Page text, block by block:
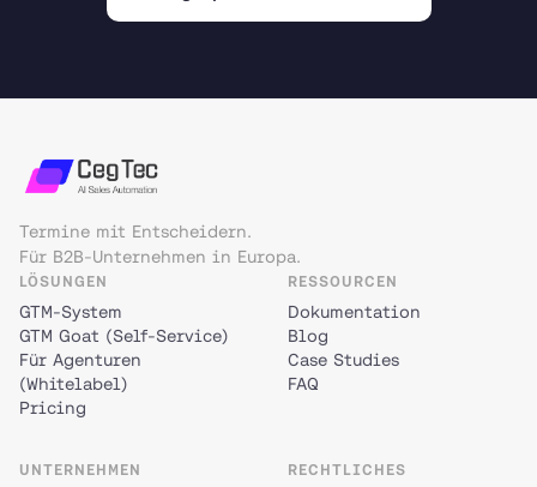
Termine mit Entscheidern.
Für B2B-Unternehmen in Europa.
LÖSUNGEN
GTM-System
GTM Goat (Self-Service)
Für Agenturen
(Whitelabel)
Pricing
RESSOURCEN
Dokumentation
Blog
Case Studies
FAQ
UNTERNEHMEN RECHTLICHES